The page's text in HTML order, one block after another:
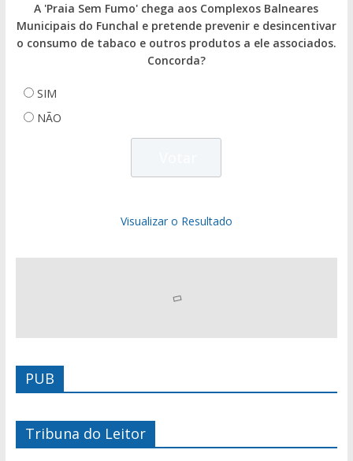
A 'Praia Sem Fumo' chega aos Complexos Balneares
Municipais do Funchal e pretende prevenir e desincentivar
o consumo de tabaco e outros produtos a ele associados.
Concorda?
SIM
NÃO
Visualizar o Resultado
PUB
Tribuna do Leitor